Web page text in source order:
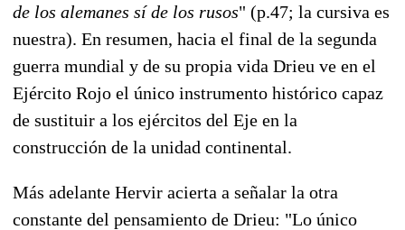
de los alemanes sí de los rusos" (p.47; la cursiva es
nuestra). En resumen, hacia el final de la segunda
guerra mundial y de su propia vida Drieu ve en el
Ejército Rojo el único instrumento histórico capaz
de sustituir a los ejércitos del Eje en la
construcción de la unidad continental.
Más adelante Hervir acierta a señalar la otra
constante del pensamiento de Drieu: "Lo único